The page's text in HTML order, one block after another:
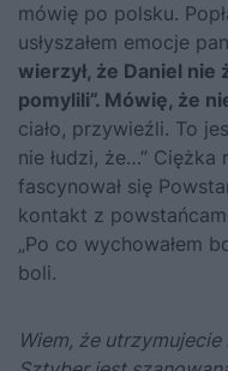
mówię po polsku.
usłyszałem emocje
wierzył, że Daniel nie
pomylili”. Mówię, że
ciało, przywieźli. To
nie łudzi, że…” Ciężka
fascynował się
kontakt z
„Po co wychowałem
boli.
Wiem, że